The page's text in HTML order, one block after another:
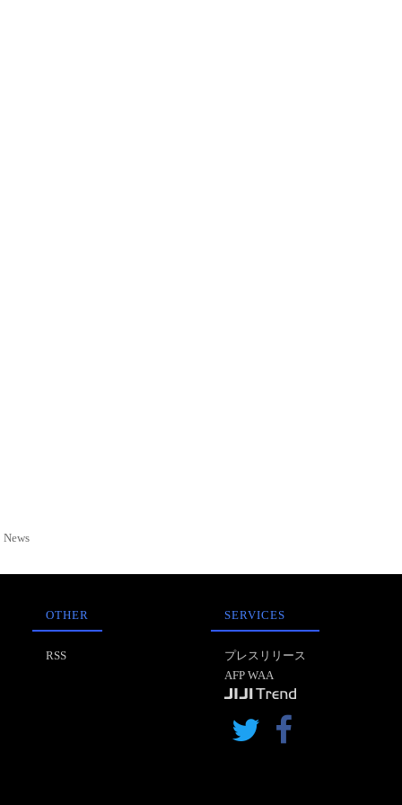
OTHER
RSS
SERVICES
プレスリリース
AFP WAA